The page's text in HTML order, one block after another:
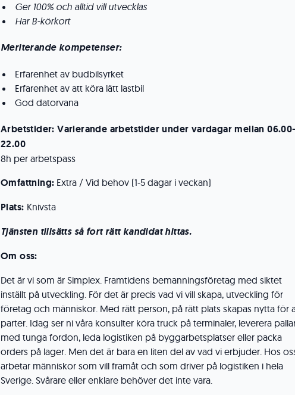
Ger 100% och alltid vill utvecklas
Har B-körkort
Meriterande kompetenser:
Erfarenhet av budbilsyrket
Erfarenhet av att köra lätt lastbil
God datorvana
Arbetstider: Varierande arbetstider under vardagar mellan 06.00-
22.00
8h per arbetspass
Omfattning: Extra / Vid behov (1-5 dagar i veckan)
Plats: Knivsta
Tjänsten tillsätts så fort rätt kandidat hittas.
Om oss:
Det är vi som är Simplex. Framtidens bemanningsföretag med siktet
inställt på utveckling. För det är precis vad vi vill skapa, utveckling för
företag och människor. Med rätt person, på rätt plats skapas nytta för
parter. Idag ser ni våra konsulter köra truck på terminaler, leverera
med tunga fordon, leda logistiken på byggarbetsplatser eller packa
orders på lager. Men det är bara en liten del av vad vi erbjuder. Hos
arbetar människor som vill framåt och som driver på logistiken i hela
Sverige. Svårare eller enklare behöver det inte vara.